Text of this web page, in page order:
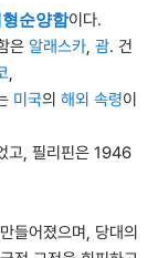
순양함이다.
은 알래스카, 괌. 건
,
미국의 해외 속령이
고, 필리핀은 1946
들어졌으며, 당대의